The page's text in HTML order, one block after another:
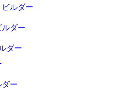
ルダー
ルダー
ダー
ダー